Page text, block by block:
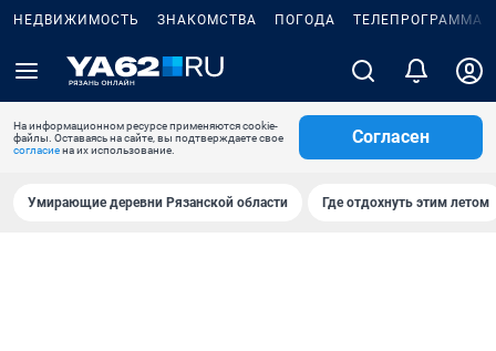
НЕДВИЖИМОСТЬ ЗНАКОМСТВА ПОГОДА ТЕЛЕПРОГРАММА
На информационном ресурсе применяются cookie-
файлы. Оставаясь на сайте, вы подтверждаете свое
согласиена их использование.
Согласен
Умирающие деревни Рязанской области Где отдохнуть этим летом